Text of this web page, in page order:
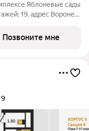
Яблоневые сады
19, адрес Воронеж
Позвоните мне